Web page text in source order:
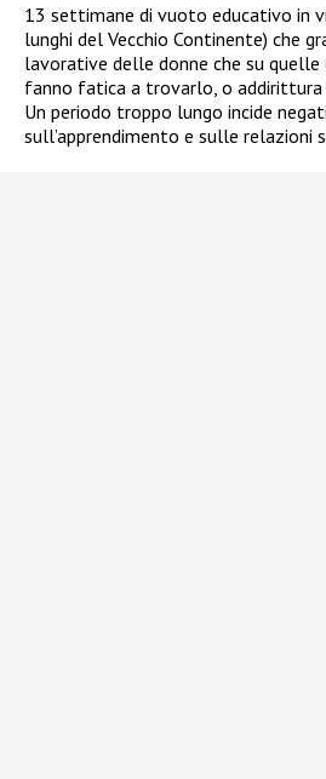
13 settimane di vuoto educativo in
lunghi del Vecchio Continente) che
lavorative delle donne che su
fanno fatica a trovarlo, o addirittura
Un periodo troppo lungo incide
sull’apprendimento e sulle relazioni